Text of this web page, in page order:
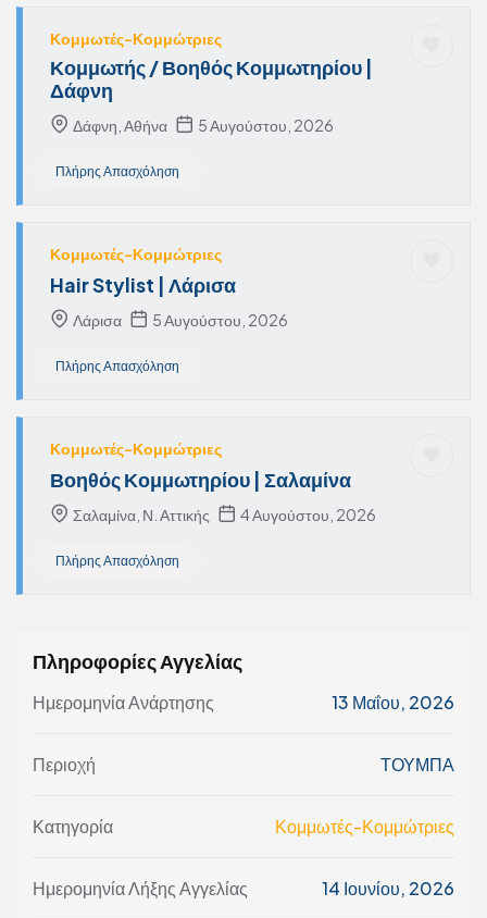
Κομμωτές-Κομμώτριες
Κομμωτής / Βοηθός Κομμωτηρίου |
Δάφνη
Δάφνη, Αθήνα 5 Αυγούστου, 2026
Πλήρης Απασχόληση
Κομμωτές-Κομμώτριες
Hair Stylist | Λάρισα
Λάρισα 5 Αυγούστου, 2026
Πλήρης Απασχόληση
Κομμωτές-Κομμώτριες
Βοηθός Κομμωτηρίου | Σαλαμίνα
Σαλαμίνα, Ν. Αττικής 4 Αυγούστου, 2026
Πλήρης Απασχόληση
Πληροφορίες Αγγελίας
Ημερομηνία Ανάρτησης 13 Μαΐου, 2026
Περιοχή ΤΟΥΜΠΑ
Κατηγορία Κομμωτές-Κομμώτριες
Ημερομηνία Λήξης Αγγελίας 14 Ιουνίου, 2026